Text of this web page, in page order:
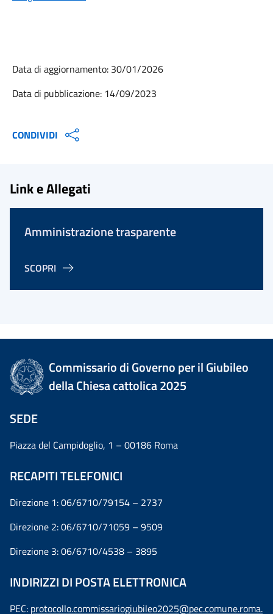
Data di aggiornamento: 30/01/2026
Data di pubblicazione: 14/09/2023
CONDIVIDI
Link e Allegati
Amministrazione trasparente
SCOPRI
Commissario di Governo per il Giubileo
della Chiesa cattolica 2025
SEDE
Piazza del Campidoglio, 1 – 00186 Roma
RECAPITI TELEFONICI
Direzione 1: 06/6710/79154 – 2737
Direzione 2: 06/6710/71059 – 9509
Direzione 3: 06/6710/4538 – 3895
INDIRIZZI DI POSTA ELETTRONICA
PEC: protocollo.commissariogiubileo2025@pec.comune.roma.